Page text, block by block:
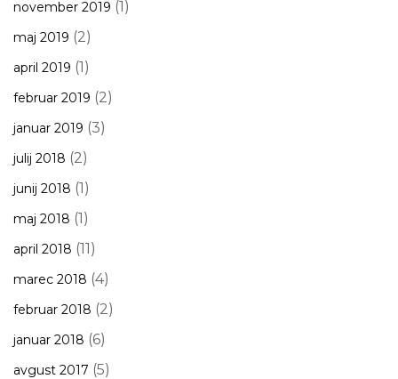
november 2019 (1)
maj 2019 (2)
april 2019 (1)
februar 2019 (2)
januar 2019 (3)
julij 2018 (2)
junij 2018 (1)
maj 2018 (1)
april 2018 (11)
marec 2018 (4)
februar 2018 (2)
januar 2018 (6)
avgust 2017 (5)